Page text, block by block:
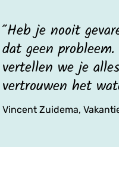
"Heb je nooit
dat geen
vertellen we je
vertrouwen het
Vincent Zuidema,